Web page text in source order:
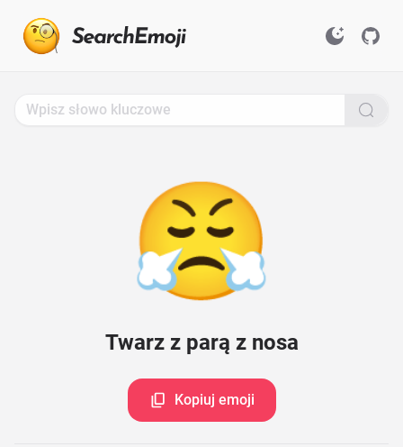
😤
Twarz z parą z nosa
Kopiuj emoji